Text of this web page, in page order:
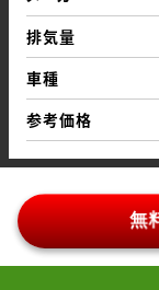
排気量
車種
参考価格
無